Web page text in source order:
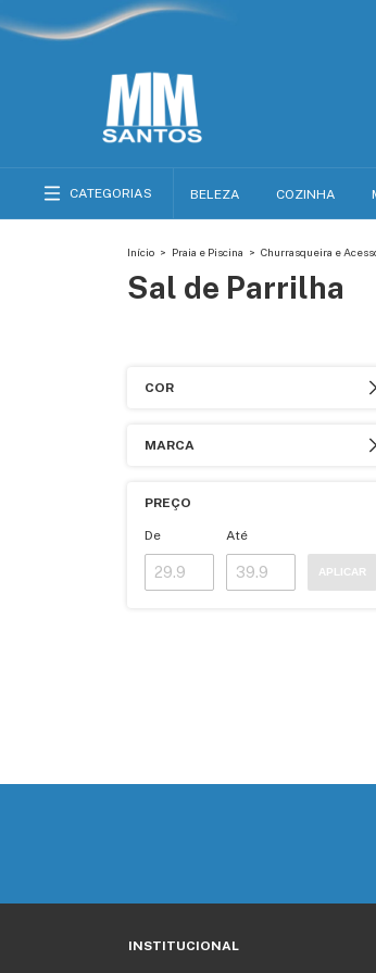
CATEGORIAS BELEZA COZINHA
Início > Praia e Piscina > Churrasqueira e
Sal de Parrilha
COR
MARCA
PREÇO
De Até
APLICAR
INSTITUCIONAL